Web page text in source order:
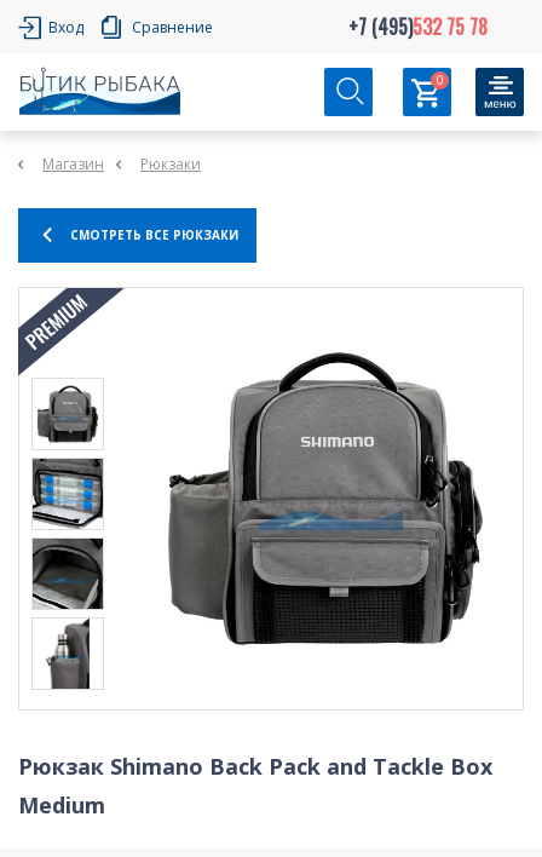
Вход Сравнение +7 (495)532 75 78
0
Магазин Рюкзаки
СМОТРЕТЬ ВСЕ РЮКЗАКИ
Рюкзак Shimano Back Pack and Tackle Box
Medium